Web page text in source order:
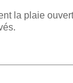
la plaie